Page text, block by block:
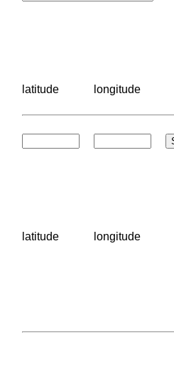
latitude longitude
latitude longitude